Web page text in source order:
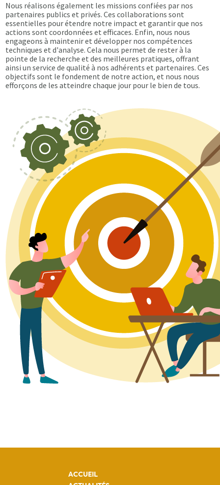
Nous réalisons également les missions confiées par nos
partenaires publics et privés. Ces collaborations sont
essentielles pour étendre notre impact et garantir que nos
actions sont coordonnées et efficaces. Enfin, nous nous
engageons à maintenir et développer nos compétences
techniques et d'analyse. Cela nous permet de rester à la
pointe de la recherche et des meilleures pratiques, offrant
ainsi un service de qualité à nos adhérents et partenaires. Ces
objectifs sont le fondement de notre action, et nous nous
efforçons de les atteindre chaque jour pour le bien de tous.
ACCUEIL